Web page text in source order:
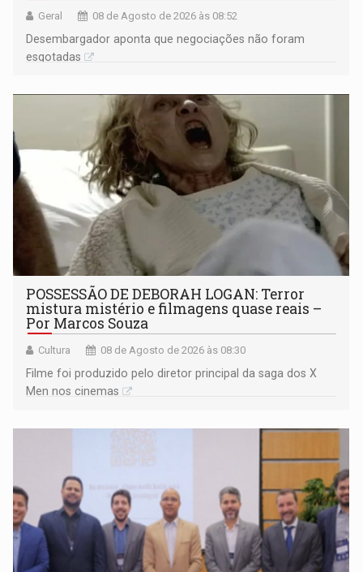
Geral 08 de Agosto de 2026 às 08:52
Desembargador aponta que negociações não foram
esgotadas
POSSESSÃO DE DEBORAH LOGAN: Terror
mistura mistério e filmagens quase reais –
Por Marcos Souza
Cultura 08 de Agosto de 2026 às 08:30
Filme foi produzido pelo diretor principal da saga dos X
Men nos cinemas